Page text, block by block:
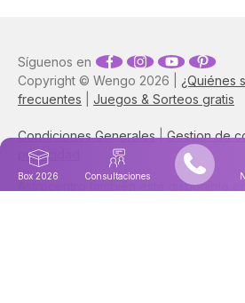
Box 2026 Consultaciones
Copyright © Wengo 2026 | ¿Quiénes
frecuentes
Juegos & Sorteos gratis
Condiciones Generales|Gestion de
privacidad
Síguenos en
Astrocentro también está disponible en